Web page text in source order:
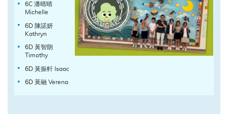
6C 潘晴晴
Michelle
6D 陳諾妍
Kathryn
6D 黃智朗
Timothy
6D 黃振軒 Isaac
6D 黃融 Verena